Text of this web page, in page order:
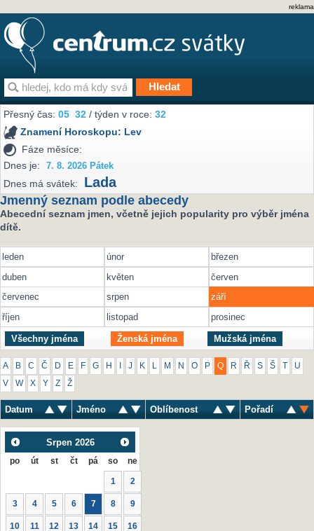
reklama
Přesný čas:05 32 / týden v roce:32
Znamení Horoskopu: Lev
Fáze měsíce:
Dnes je:
7. 8. 2026 Pátek
Dnes má svátek: Lada
Jmenný seznam podle abecedy
Abecední seznam jmen, včetně jejich popularity pro výběr jména
dítě.
leden únor
březen
duben
květen
červen
červenec
srpen
září
říjen
listopad prosinec
Všechny jména Ženská jména Mužská jména
A B C Č D E F G H J K M N O P Q R Ř S Š U
V W X Y Z Ž
Datum Jméno Oblíbenost Pořadí
Srpen 2026
po út st čt pá so ne
1 2
3 4 5 6 7 8 9
10 11 12 13 14 15 16